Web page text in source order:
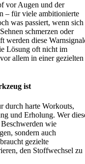
vor Augen und der
– für viele ambitionierte
was passiert, wenn sich
schmerzen oder
werden diese
Lösung oft nicht im
allem in einer gezielten
ist
durch harte Workouts,
und Erholung. Wer
wie
sondern auch
gezielte
den Stoffwechsel zu